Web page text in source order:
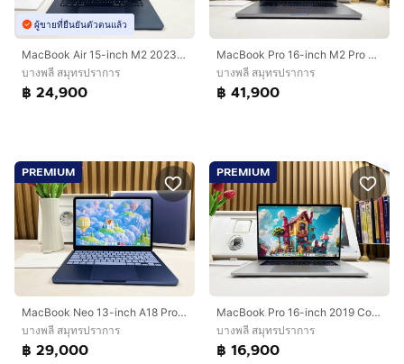
ผู้ขายที่ยืนยันตัวตนแล้ว
MacBook Air 15-inch M2 2023 Ram8GB SSD256GB Midningh
บางพลี สมุทรปราการ
฿ 24,900
MacBook Pro 16-inch M2 Pro 2023 Ram16GB SSD512GB Space Gray
บางพลี สมุทรปราการ
฿ 41,900
PREMIUM
MacBook Neo 13-inch A18 Pro Ram8GB SSD256GB Indigo
บางพลี สมุทรปราการ
฿ 29,000
PREMIUM
MacBook Pro 16-inch 2019 Core i7 Ram16GB SSD512GB Silver
บางพลี สมุทรปราการ
฿ 16,900